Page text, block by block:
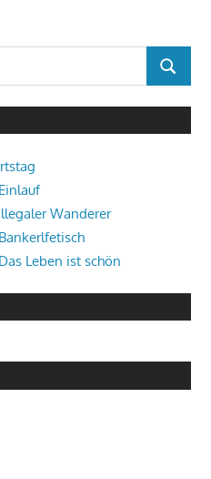
SUCHEN
Wanderer
Leben ist schön